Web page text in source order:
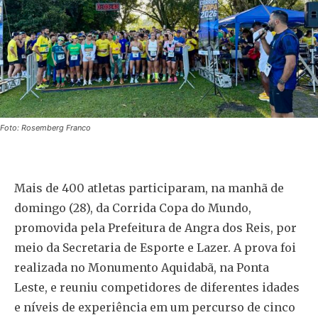
Foto: Rosemberg Franco
Mais de 400 atletas participaram, na manhã de
domingo (28), da Corrida Copa do Mundo,
promovida pela Prefeitura de Angra dos Reis, por
meio da Secretaria de Esporte e Lazer. A prova foi
realizada no Monumento Aquidabã, na Ponta
Leste, e reuniu competidores de diferentes idades
e níveis de experiência em um percurso de cinco